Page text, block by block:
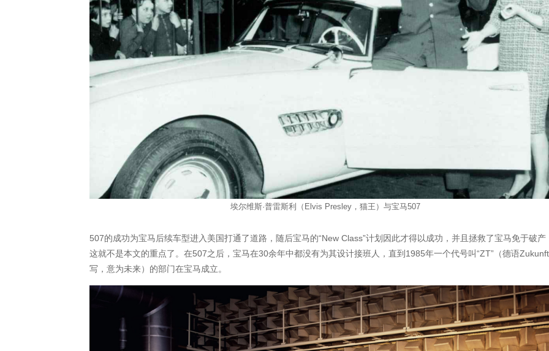
埃尔维斯·普雷斯利（Elvis Presley，猫王）与宝马507
507的成功为宝马后续车型进入美国打通了道路，随后宝马的“New Class”计划因此才得以成功，并且拯救了宝马免于破产
这就不是本文的重点了。在507之后，宝马在30余年中都没有为其设计接班人，直到1985年一个代号叫“ZT”（德语
写，意为未来）的部门在宝马成立。